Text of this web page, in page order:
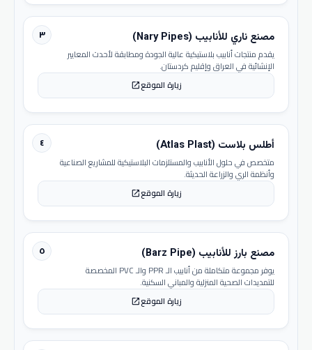
٣ مصنع ناري للأنابيب (Nary Pipes)
يقدم منتجات أنابيب بلاستيكية عالية الجودة ومطابقة لأحدث المعايير
الإنشائية في العراق وإقليم كردستان.
زيارة الموقعopen_in_new
٤ أطلس بلاست (Atlas Plast)
متخصص في حلول الأنابيب والمستلزمات البلاستيكية للمشاريع الصناعية
وأنظمة الري والزراعة الحديثة.
زيارة الموقعopen_in_new
٥ مصنع بارز للأنابيب (Barz Pipe)
يوفر مجموعة متكاملة من أنابيب الـ PPR والـ PVC المخصصة
للتمديدات الصحية المنزلية والمباني السكنية.
زيارة الموقعopen_in_new